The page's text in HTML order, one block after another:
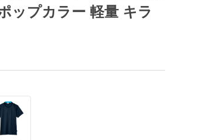
ップカラー 軽量 キラ